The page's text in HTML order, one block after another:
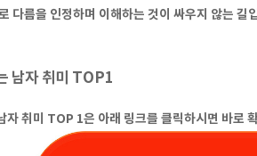
다름을 인정하며 이해하는 것이 싸우지 않는 길
남자 취미 TOP1
자 취미 TOP 1은 아래 링크를 클릭하시면 바로